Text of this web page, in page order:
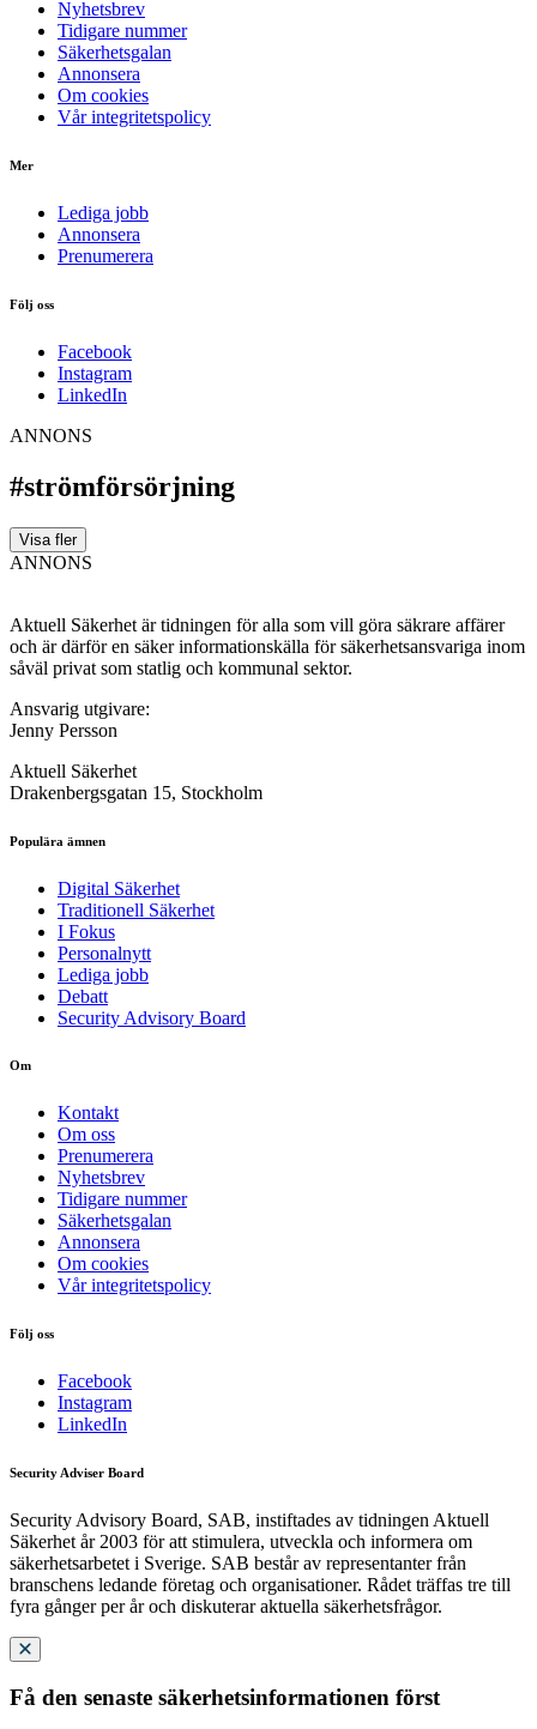
Nyhetsbrev
Tidigare nummer
Säkerhetsgalan
Annonsera
Om cookies
Vår integritetspolicy
Mer
Lediga jobb
Annonsera
Prenumerera
Följ oss
Facebook
Instagram
LinkedIn
ANNONS
#strömförsörjning
Visa fler
ANNONS
Aktuell Säkerhet är tidningen för alla som vill göra säkrare affärer
och är därför en säker informationskälla för säkerhets­ansvariga inom
såväl privat som statlig och kommunal sektor.
Ansvarig utgivare:
Jenny Persson
Aktuell Säkerhet
Drakenbergsgatan 15, Stockholm
Populära ämnen
Digital Säkerhet
Traditionell Säkerhet
I Fokus
Personalnytt
Lediga jobb
Debatt
Security Advisory Board
Om
Kontakt
Om oss
Prenumerera
Nyhetsbrev
Tidigare nummer
Säkerhetsgalan
Annonsera
Om cookies
Vår integritetspolicy
Följ oss
Facebook
Instagram
LinkedIn
Security Adviser Board
Security Advisory Board, SAB, instiftades av tidningen Aktuell
Säkerhet år 2003 för att stimulera, utveckla och informera om
säkerhetsarbetet i Sverige. SAB består av representanter från
branschens ledande företag och organisationer. Rådet träffas tre till
fyra gånger per år och diskuterar aktuella säkerhetsfrågor.
Få den senaste säkerhetsinformationen först